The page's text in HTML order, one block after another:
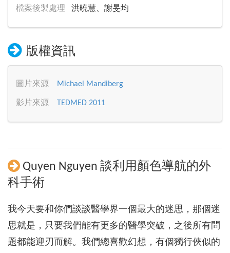
檔案後製處理 洪曉慧、謝旻均
版權資訊
圖片來源 Michael Mandiberg
影片來源 TEDMED 2011
Quyen Nguyen 談利用顏色導航的外
科手術
我今天要和你們談談醫學界一個最大的迷思，那個迷
思就是，只要我們能有更多的醫學突破，之後所有問
題都能迎刃而解。我們總喜歡幻想，有個獨行俠似的